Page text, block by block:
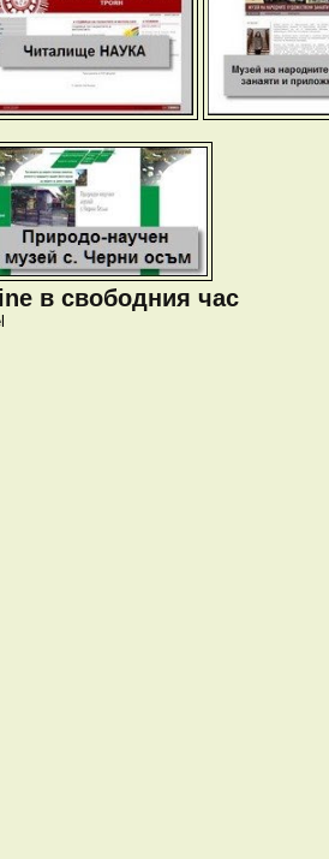
в свободния час